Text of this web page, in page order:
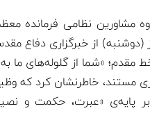
مشاورین نظامی فرمانده
از خبرگزاری دفاع
مقدم؛ «شما از گلوله‌های
مستند، خاطرنشان کرد که
پایه‌ی «عبرت، حکمت و